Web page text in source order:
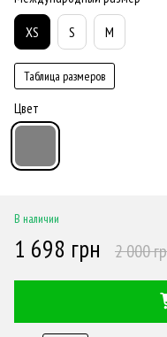
XS S M
Таблица размеров
Цвет
В наличии
1 698 грн 2 000